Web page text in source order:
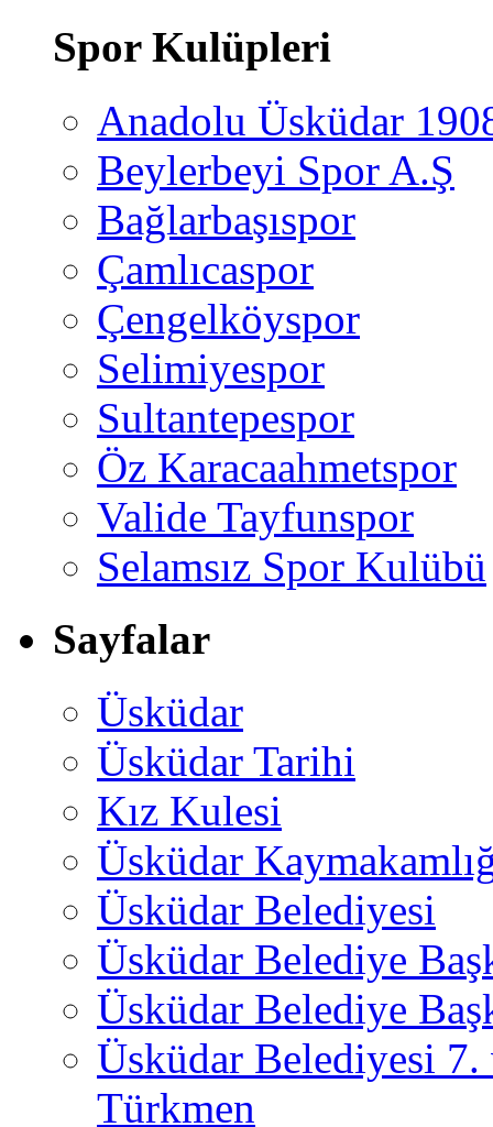
Spor Kulüpleri
Anadolu Üsküdar
Beylerbeyi Spor A.Ş
Bağlarbaşıspor
Çamlıcaspor
Çengelköyspor
Selimiyespor
Sultantepespor
Öz Karacaahmetspor
Valide Tayfunspor
Selamsız Spor Kulübü
Sayfalar
Üsküdar
Üsküdar Tarihi
Kız Kulesi
Üsküdar
Üsküdar Belediyesi
Üsküdar Belediye
Üsküdar Belediye
Üsküdar Belediyesi
Türkmen